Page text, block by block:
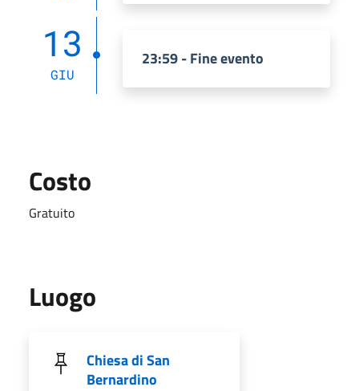
13
GIU
23:59 - Fine evento
Costo
Gratuito
Luogo
Chiesa di San
Bernardino